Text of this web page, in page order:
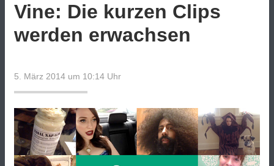
Vine: Die kurzen Clips
werden erwachsen
5. März 2014 um 10:14 Uhr